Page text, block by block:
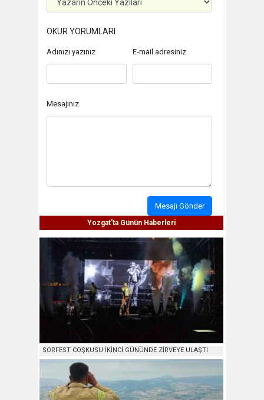
OKUR YORUMLARI
Adınızı yazınız E-mail adresiniz
Mesajınız
Mesajı Gönder
Yozgat'ta Günün Haberleri
SORFEST COŞKUSU İKİNCİ GÜNÜNDE ZİRVEYE ULAŞTI